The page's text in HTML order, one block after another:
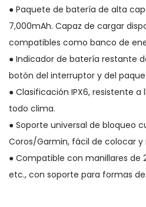
● Paquete de batería de alta
7,000mAh. Capaz de cargar
compatibles como banco de
● Indicador de batería restante
botón del interruptor y del
● Clasificación IPX6, resistente
todo clima.
● Soporte universal de bloqueo
Coros/Garmin, fácil de colocar y
● Compatible con manillares de
etc., con soporte para formas